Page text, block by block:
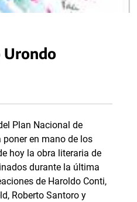
Urondo
Plan Nacional de
en mano de los
hoy la obra literaria de
durante la última
de Haroldo Conti,
Roberto Santoro y